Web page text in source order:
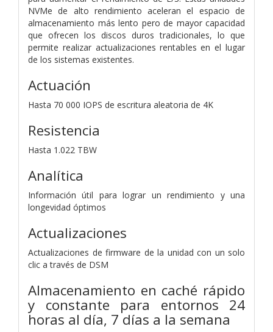
NVMe de alto rendimiento aceleran el espacio de
almacenamiento más lento pero de mayor capacidad
que ofrecen los discos duros tradicionales, lo que
permite realizar actualizaciones rentables en el lugar
de los sistemas existentes.
Actuación
Hasta 70 000 IOPS de escritura aleatoria de 4K
Resistencia
Hasta 1.022 TBW
Analítica
Información útil para lograr un rendimiento y una
longevidad óptimos
Actualizaciones
Actualizaciones de firmware de la unidad con un solo
clic a través de DSM
Almacenamiento en caché rápido
y constante para entornos 24
horas al día, 7 días a la semana